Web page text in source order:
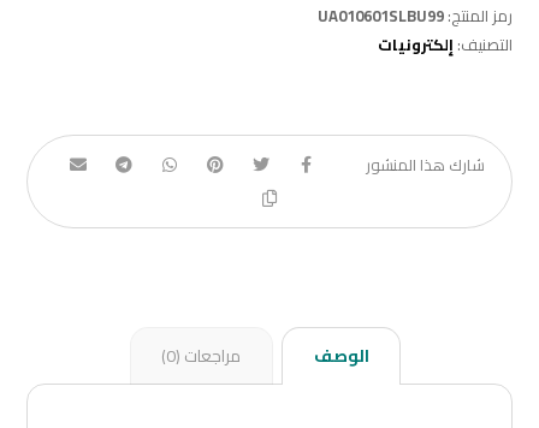
رمز المنتج:UA010601SLBU99
التصنيف: إلكترونيات
الوصف مراجعات (0)